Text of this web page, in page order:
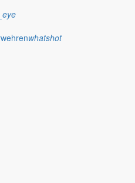
whatshot